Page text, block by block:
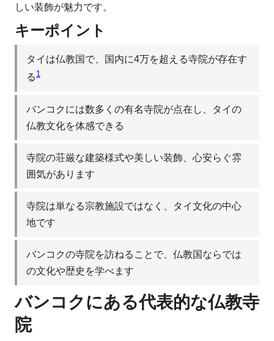
しい装飾が魅力です。
キーポイント
タイは仏教国で、国内に4万を超える寺院が存在す
る 1
バンコクには数多くの有名寺院が点在し、タイの
仏教文化を体感できる
寺院の荘厳な建築様式や美しい装飾、心安らぐ雰
囲気があります
寺院は単なる宗教施設ではなく、タイ文化の中心
地です
バンコクの寺院を訪ねることで、仏教国ならでは
の文化や歴史を学べます
バンコクにある代表的な仏教寺
院